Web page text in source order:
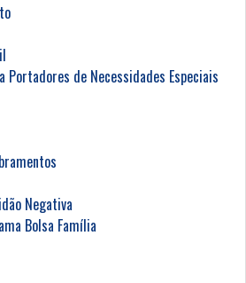
Portadores de Necessidades Especiais
Negativa
Bolsa Família